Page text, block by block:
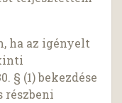
ha az igényelt
§ (1) bekezdése
részbeni